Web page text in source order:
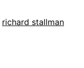
richard stallman